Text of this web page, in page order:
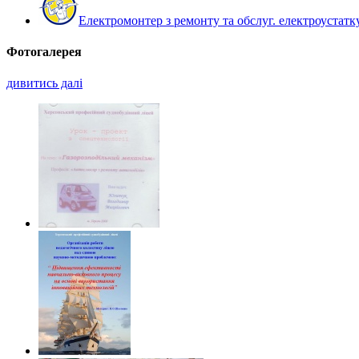
Електромонтер з ремонту та обслуг.
Фотогалерея
дивитись далі